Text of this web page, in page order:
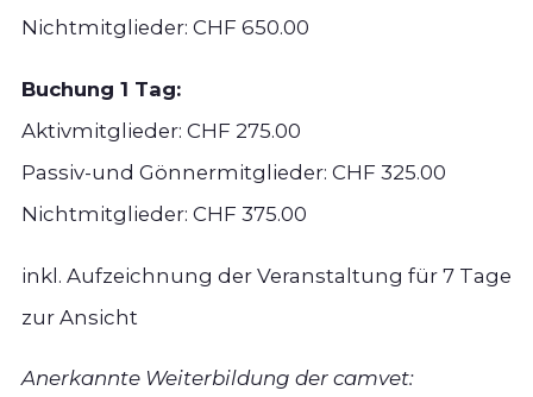
Nichtmitglieder: CHF 650.00
Buchung 1 Tag:
Aktivmitglieder: CHF 275.00
Passiv-und Gönnermitglieder: CHF 325.00
Nichtmitglieder: CHF 375.00
inkl. Aufzeichnung der Veranstaltung für 7 Tage
zur Ansicht
Anerkannte Weiterbildung der camvet: